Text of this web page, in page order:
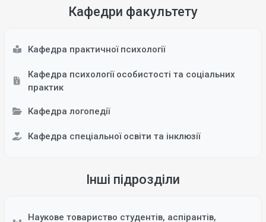
Кафедри факультету
Кафедра практичної психології
Кафедра психології особистості та соціальних
практик
Кафедра логопедії
Кафедра спеціальної освіти та інклюзії
Інші підрозділи
Наукове товариство студентів, аспірантів,